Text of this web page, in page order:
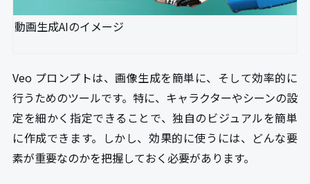
動画生成AIのイメージ
Veo プロンプトは、画像生成を簡単に、そして効率的に
行うためのツールです。特に、キャラクターやシーンの設
定を細かく指定できることで、独自のビジュアルを簡単
に作成できます。しかし、効果的に使うには、どんな要
素が重要なのかを把握しておく必要があります。